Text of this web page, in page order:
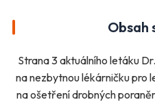
Obsah
Strana 3 aktuálního letáku
na nezbytnou lékárničku pro
na ošetření drobných
Elektro
Oblečení
Sport